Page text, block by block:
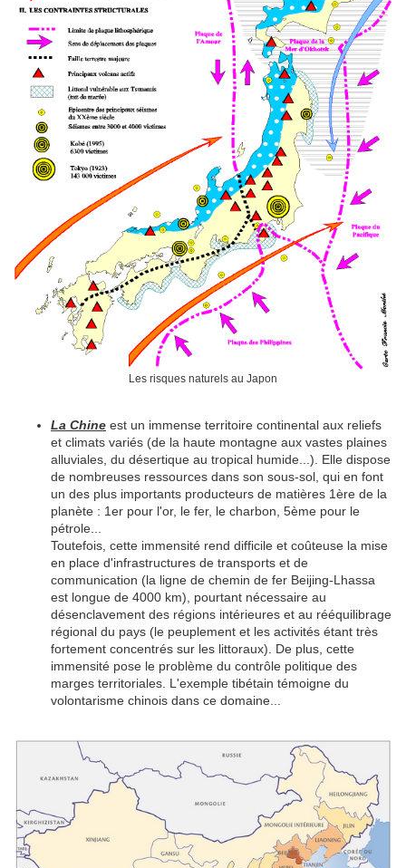
Les risques naturels au Japon
La Chine est un immense territoire continental aux reliefs
et climats variés (de la haute montagne aux vastes plaines
alluviales, du désertique au tropical humide...). Elle dispose
de nombreuses ressources dans son sous-sol, qui en font
un des plus importants producteurs de matières 1ère de la
planète : 1er pour l'or, le fer, le charbon, 5ème pour le
pétrole...
Toutefois, cette immensité rend difficile et coûteuse la mise
en place d'infrastructures de transports et de
communication (la ligne de chemin de fer Beijing-Lhassa
est longue de 4000 km), pourtant nécessaire au
désenclavement des régions intérieures et au rééquilibrage
régional du pays (le peuplement et les activités étant très
fortement concentrés sur les littoraux). De plus, cette
immensité pose le problème du contrôle politique des
marges territoriales. L'exemple tibétain témoigne du
volontarisme chinois dans ce domaine...